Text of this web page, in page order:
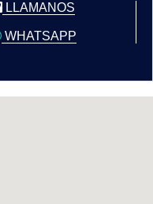
LLAMANOS
WHATSAPP